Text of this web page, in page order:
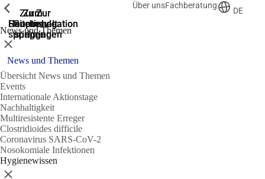
Zur
Suche
springen
Zur
Hauptnavigation
springen
Zur
Hauptnavigation
springen
Zum
Hauptinhalt
springen
Zum
Seitenende
springen
Über unsFachberatung
DE
News und Themen
Zeige vorherige
Schließen
News und Themen
Übersicht News und Themen
Events
Internationale Aktionstage
Nachhaltigkeit
Multiresistente Erreger
Clostridioides difficile
Coronavirus SARS-CoV-2
Nosokomiale Infektionen
Hygienewissen
Zeige vorherige
Schließen
Zeige vorherige